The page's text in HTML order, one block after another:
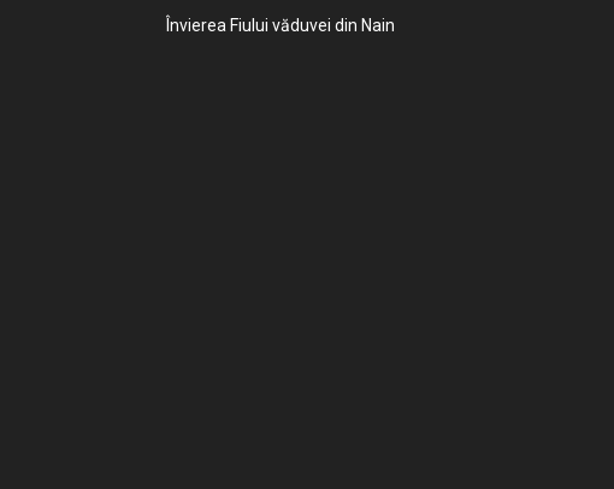
Învierea Fiului văduvei din Nain